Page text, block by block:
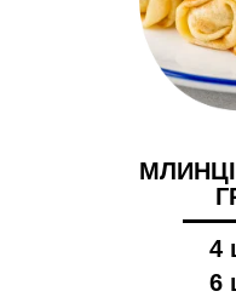
4
6